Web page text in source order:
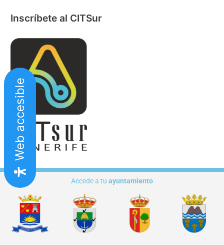
Inscríbete al CITSur
Accede a tu ayuntamiento
Web accesible